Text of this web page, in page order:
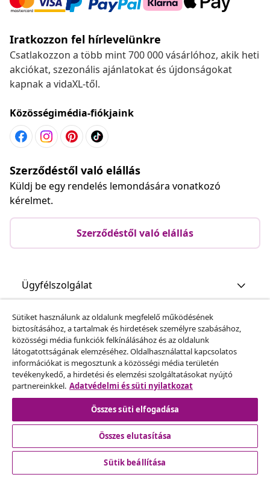
Iratkozzon fel hírlevelünkre
Csatlakozzon a több mint 700 000 vásárlóhoz, akik heti
akciókat, szezonális ajánlatokat és újdonságokat
kapnak a vidaXL-től.
Közösségimédia-fiókjaink
Szerződéstől való elállás
Küldj be egy rendelés lemondására vonatkozó
kérelmet.
Szerződéstől való elállás
Ügyfélszolgálat
Üzlet
vidaXL
Fedezz fel többet
Sütiket használunk az oldalunk megfelelő működésének
biztosításához, a tartalmak és hirdetések személyre szabásához,
közösségi média funkciók felkínálásához és az oldalunk
látogatottságának elemzéséhez. Oldalhasználattal kapcsolatos
információkat is megosztunk a közösségi média területén
tevékenykedő, a hirdetési és elemzési szolgáltatásokat nyújtó
partnereinkkel. Adatvédelmi és süti nyilatkozat
Összes süti elfogadása
Összes elutasítása
Sütik beállítása